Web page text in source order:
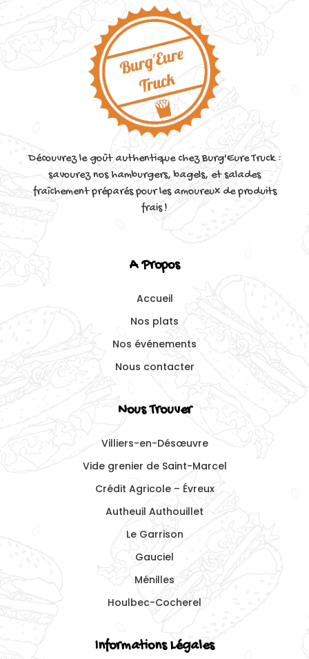
Découvrez le goût authentique chez Burg'Eure Truck :
savourez nos hamburgers, bagels, et salades
fraîchement préparés pour les amoureux de produits
frais !
A Propos
Accueil
Nos plats
Nos événements
Nous contacter
Nous Trouver
Villiers-en-Désœuvre
Vide grenier de Saint-Marcel
Crédit Agricole – Évreux
Autheuil Authouillet
Le Garrison
Gauciel
Ménilles
Houlbec-Cocherel
Informations Légales